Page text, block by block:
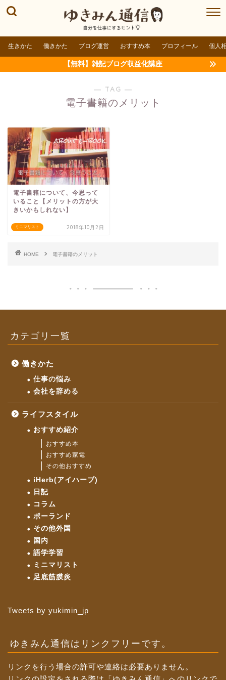
生きかた 働きかた ブログ運営 おすすめ本 プロフィール 個人
【無料】雑記ブログ収益化講座
― TAG ―
電子書籍のメリット
ミニマリスト
電子書籍について、今思って
いること【メリットの方が大
きいかもしれない】
2018年10月2日
HOME 電子書籍のメリット
カテゴリ一覧
働きかた
仕事の悩み
会社を辞める
ライフスタイル
おすすめ紹介
おすすめ本
おすすめ家電
その他おすすめ
iHerb(アイハーブ)
日記
コラム
ポーランド
その他外国
国内
語学学習
ミニマリスト
足底筋膜炎
Tweets by yukimin_jp
ゆきみん通信はリンクフリーです。
リンクを行う場合の許可や連絡は必要ありません。